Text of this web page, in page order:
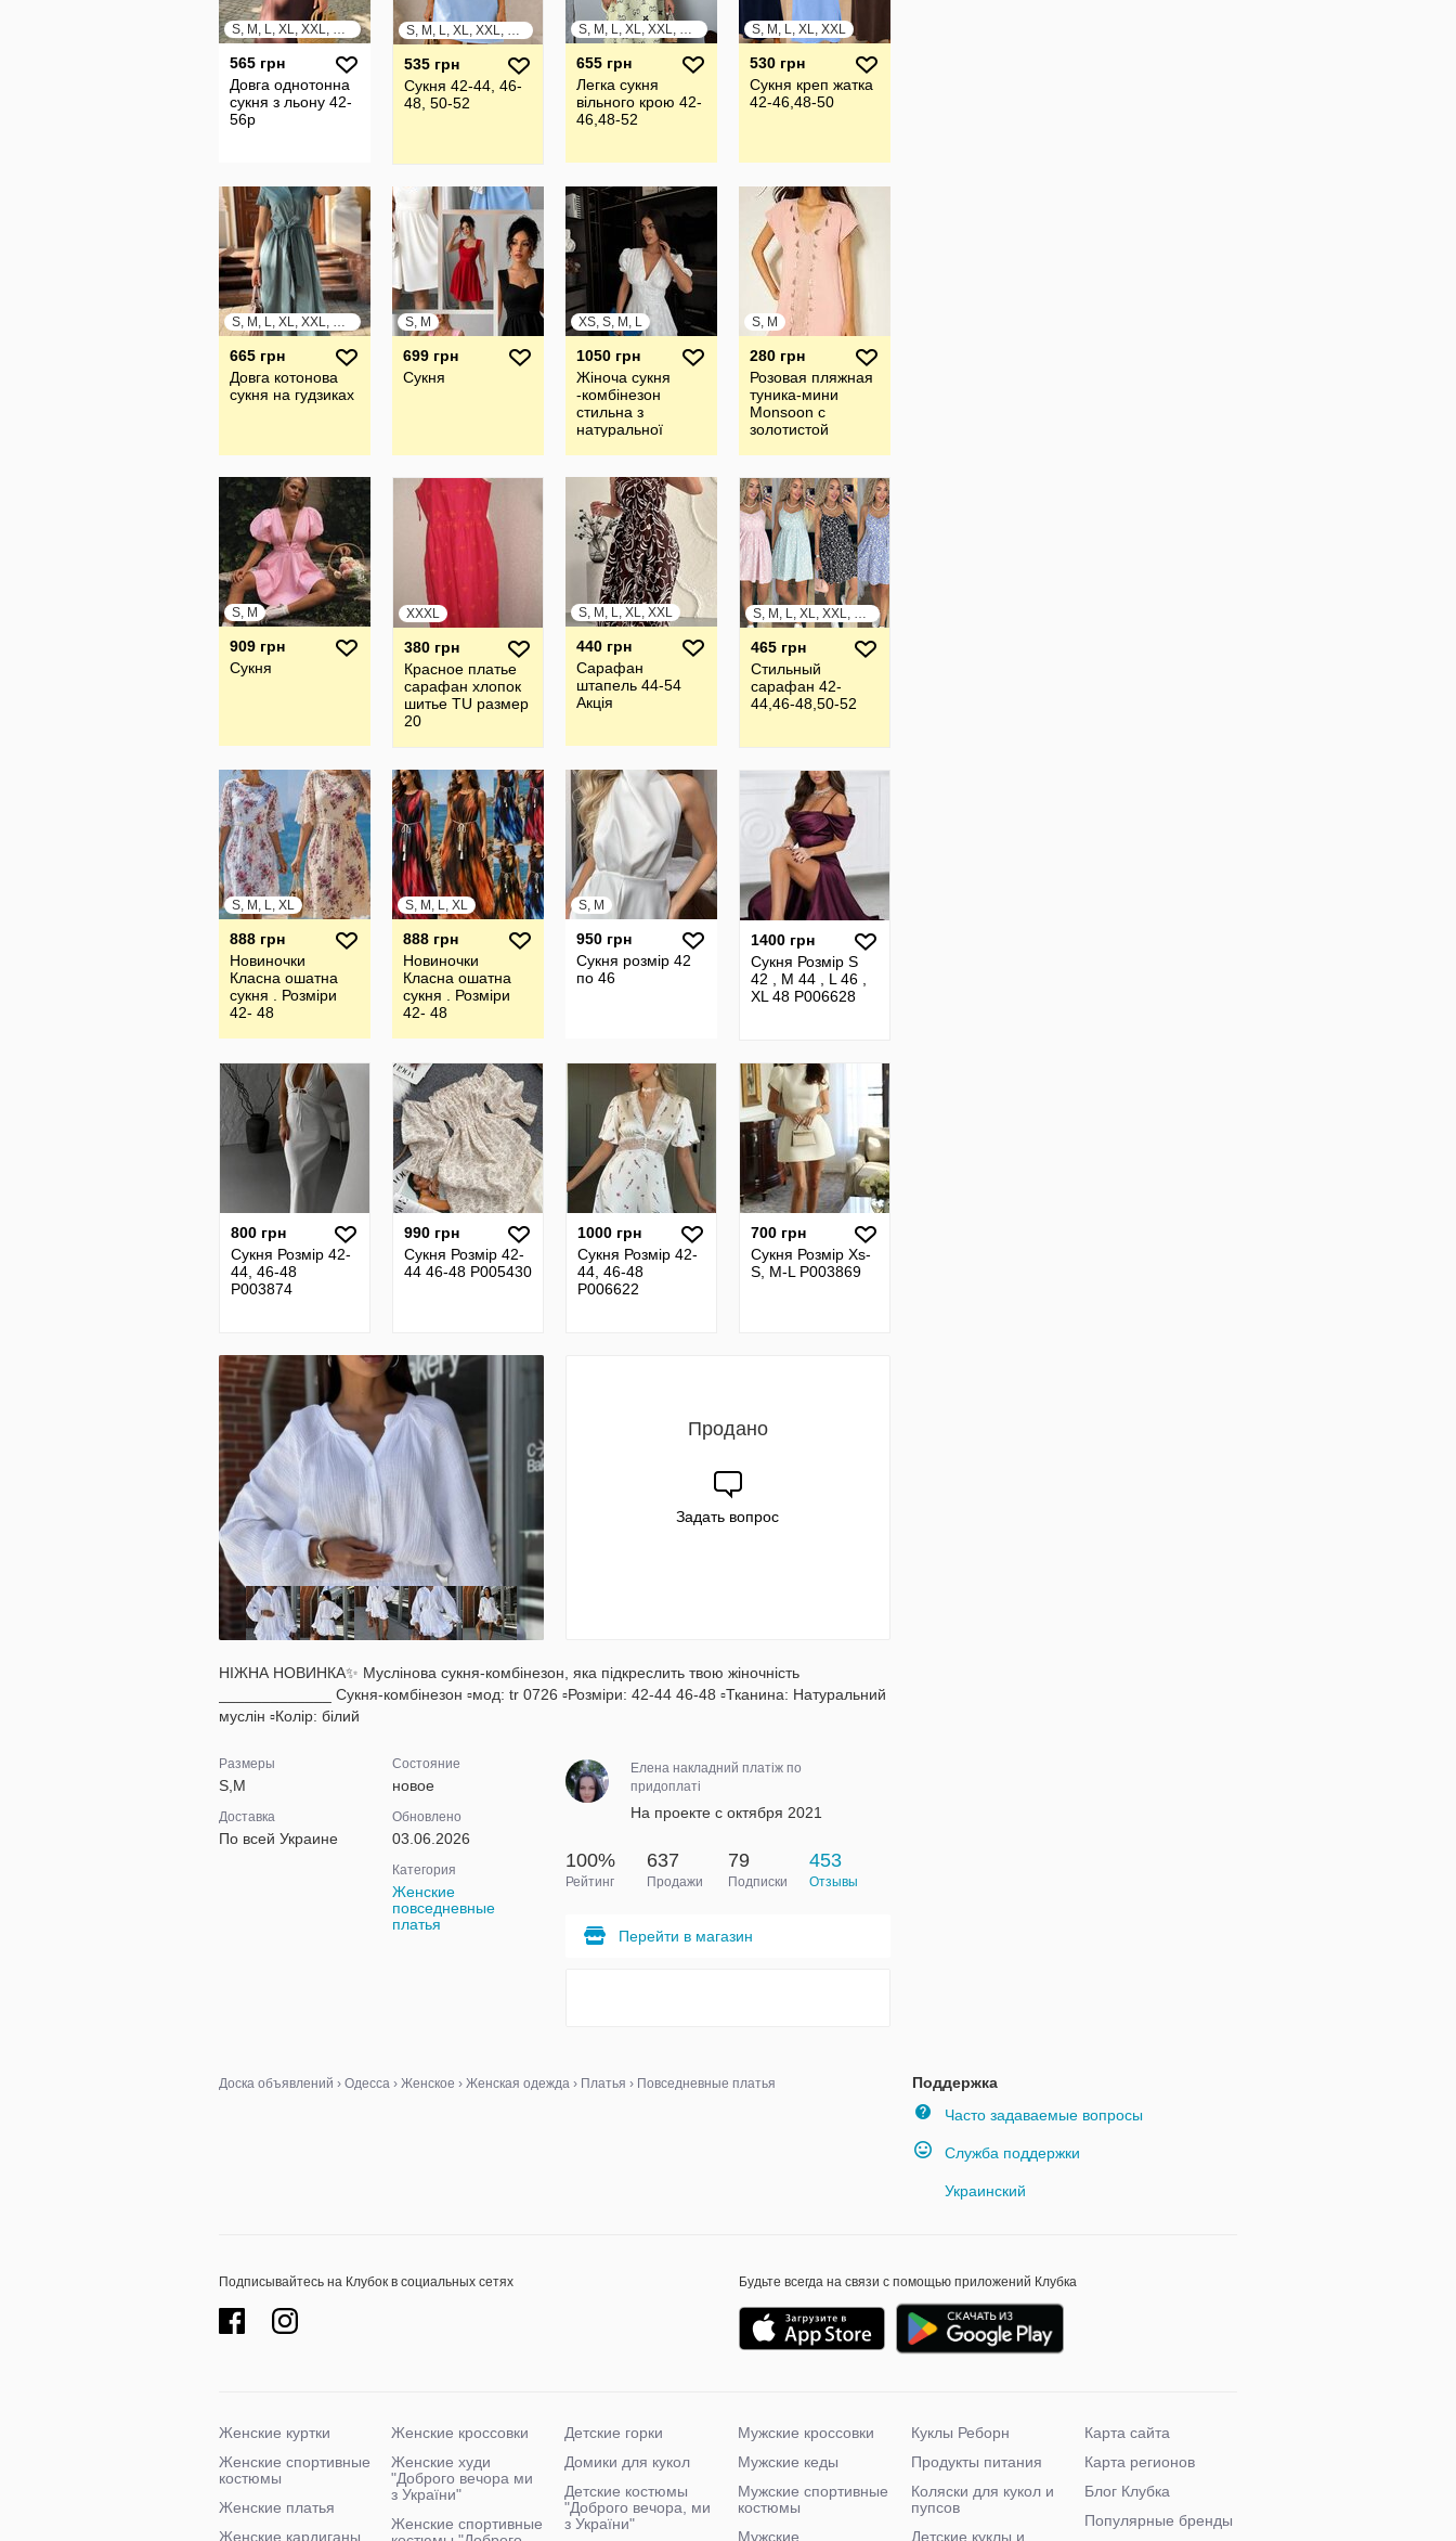
S, M, L, XL, XXL, XXXL
565 грн
Довга однотонна
сукня з льону 42-
56р
S, M, L, XL, XXL, XXXL
535 грн
Сукня 42-44, 46-
48, 50-52
S, M, L, XL, XXL, XXXL
655 грн
Легка сукня
вільного крою 42-
46,48-52
S, M, L, XL, XXL
530 грн
Сукня креп жатка
42-46,48-50
S, M, L, XL, XXL, XXXL
665 грн
Довга котонова
сукня на гудзиках
S, M
699 грн
Сукня
XS, S, M, L
1050 грн
Жіноча сукня
-комбінезон
стильна з
натуральної
S, M
280 грн
Розовая пляжная
туника-мини
Monsoon с
золотистой
размер S
S, M
909 грн
Сукня
XXXL
380 грн
Красное платье
сарафан хлопок
шитье TU размер
20
S, M, L, XL, XXL
440 грн
Сарафан
штапель 44-54
Акція
S, M, L, XL, XXL, XXXL
465 грн
Стильный
сарафан 42-
44,46-48,50-52
S, M, L, XL
888 грн
Новиночки
Класна ошатна
сукня . Розміри
42- 48
S, M, L, XL
888 грн
Новиночки
Класна ошатна
сукня . Розміри
42- 48
S, M
950 грн
Сукня розмір 42
по 46
1400 грн
Сукня Розмір S
42 , M 44 , L 46 ,
XL 48 P006628
800 грн
Сукня Розмір 42-
44, 46-48
P003874
990 грн
Сукня Розмір 42-
44 46-48 P005430
1000 грн
Сукня Розмір 42-
44, 46-48
P006622
700 грн
Сукня Розмір Xs-
S, M-L P003869
Продано
Задать вопрос
НІЖНА НОВИНКА✨ Муслінова сукня-комбінезон, яка підкреслить твою жіночність
_____________ Сукня-комбінезон ▫️мод: tr 0726 ▫️Розміри: 42-44 46-48 ▫️Тканина: Натуральний
муслін ▫️Колір: білий
Размеры
S,M
Доставка
По всей Украине
Состояние
новое
Обновлено
03.06.2026
Категория
Женские
повседневные
платья
Елена накладний платіж по
придоплаті
На проекте с октября 2021
100%
Рейтинг
637
Продажи
79
Подписки
453
Отзывы
Перейти в магазин
Поддержка
Часто задаваемые вопросы
Служба поддержки
Украинский
Доска объявлений › Одесса › Женское › Женская одежда › Платья › Повседневные платья
Подписывайтесь на Клубок в социальных сетях Будьте всегда на связи с помощью приложений Клубка
Женские куртки
Женские спортивные
костюмы
Женские платья
Женские кардиганы
Женские кроссовки
Женские худи
"Доброго вечора ми
з України"
Женские спортивные
Детские горки
Домики для кукол
Детские костюмы
"Доброго вечора, ми
з України"
Мужские кроссовки
Мужские кеды
Мужские спортивные
костюмы
Мужские
Куклы Реборн
Продукты питания
Коляски для кукол и
пупсов
Детские куклы и
Карта сайта
Карта регионов
Блог Клубка
Популярные бренды